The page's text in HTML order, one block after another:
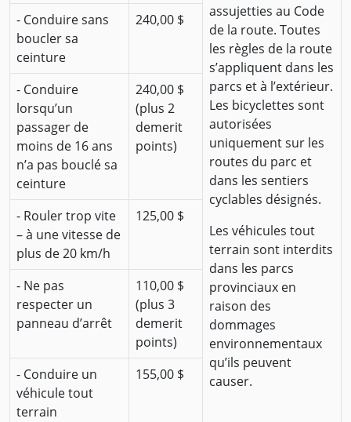
assujetties au Code
de la route. Toutes
les règles de la route
s’appliquent dans les
parcs et à l’extérieur.
Les bicyclettes sont
autorisées
uniquement sur les
routes du parc et
dans les sentiers
cyclables désignés.
Les véhicules tout
terrain sont interdits
dans les parcs
provinciaux en
raison des
dommages
environnementaux
qu’ils peuvent
causer.
- Conduire sans
boucler sa
ceinture
240,00 $
- Conduire
lorsqu’un
passager de
moins de 16 ans
n’a pas bouclé sa
ceinture
240,00 $
(plus 2
demerit
points)
- Rouler trop vite
– à une vitesse de
plus de 20 km/h
125,00 $
- Ne pas
respecter un
panneau d’arrêt
110,00 $
(plus 3
demerit
points)
- Conduire un
véhicule tout
terrain
155,00 $